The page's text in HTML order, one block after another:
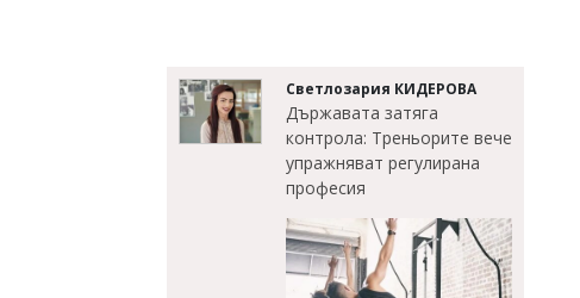
Светлозария КИДЕРОВА
Държавата затяга
контрола: Треньорите вече
упражняват регулирана
професия